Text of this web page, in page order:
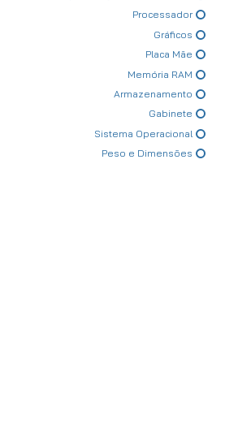
Processador
Gráficos
Placa Mãe
Memória RAM
Armazenamento
Gabinete
Sistema Operacional
Peso e Dimensões